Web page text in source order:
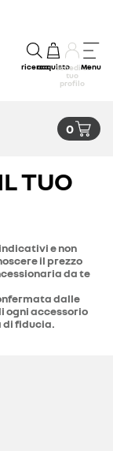
ricercaacquistoaccedi al
tuo
profilo
Menu
0
TUO
e non
il prezzo
da te
dalle
ogni accessorio
di fiducia.